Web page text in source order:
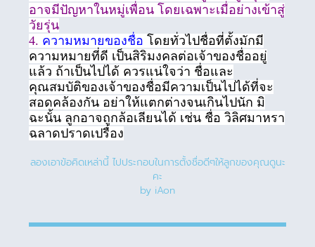
อาจมีปัญหาในหมู่เพื่อน โดยเฉพาะเมื่อย่างเข้าสู่
วัยรุ่น
4. ความหมายของชื่อ โดยทั่วไปชื่อที่ตั้งมักมี
ความหมายที่ดี เป็นสิริมงคลต่อเจ้าของชื่ออยู่
แล้ว ถ้าเป็นไปได้ ควรแน่ใจว่า ชื่อและ
คุณสมบัติของเจ้าของชื่อมีความเป็นไปได้ที่จะ
สอดคล้องกัน อย่าให้แตกต่างจนเกินไปนัก มิ
ฉะนั้น ลูกอาจถูกล้อเลียนได้ เช่น ชื่อ วิลิศมาหรา
ฉลาดปราดเปรื่อง
ลองเอาข้อคิดเหล่านี้ ไปประกอบในการตั้งชื่อดีๆให้ลูกของคุณดูนะ
คะ
by iAon